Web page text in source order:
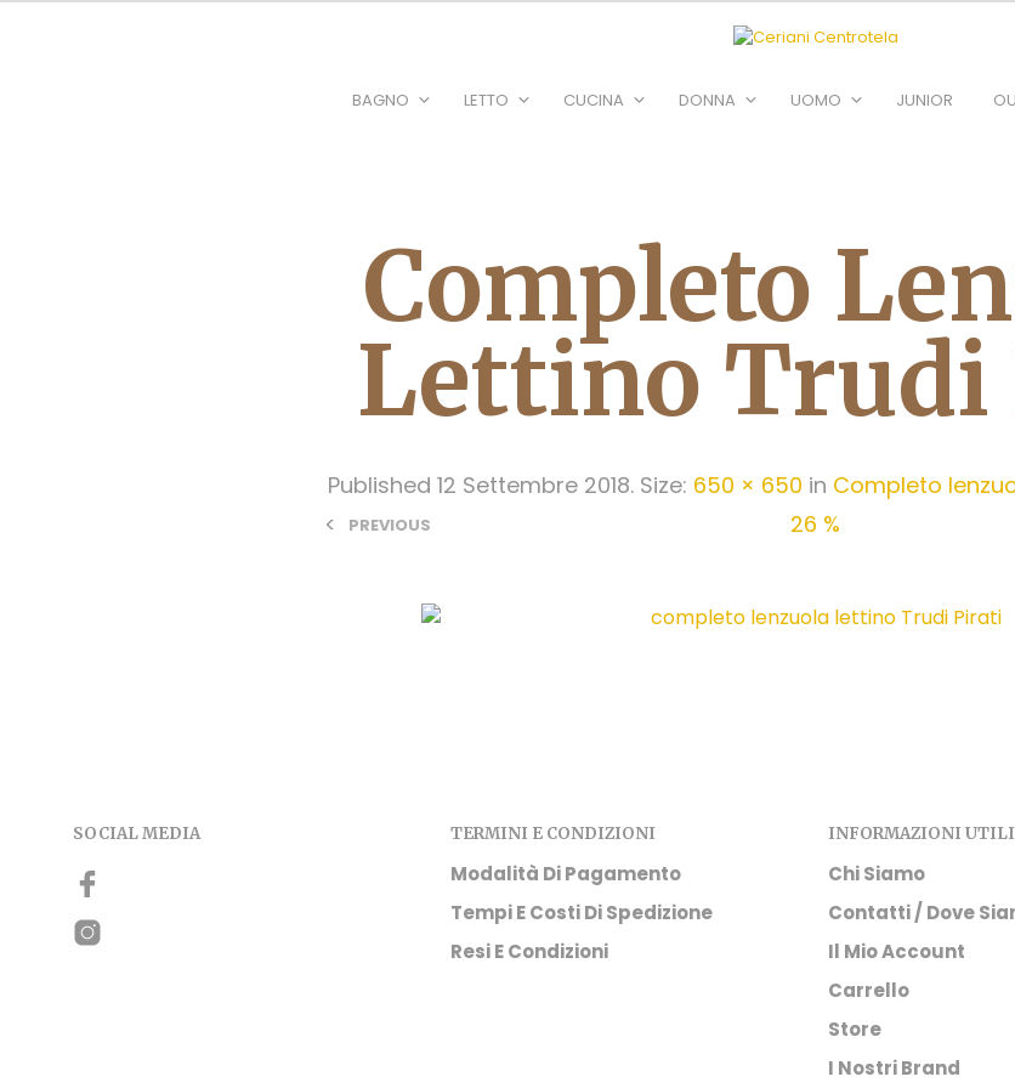
BAGNO LETTO CUCINA DONNA UOMO JUNIOR
Completo
Lettino
Published12 Settembre 2018. Size: 650 × 650 in Completo
26 %
< PREVIOUS
SOCIAL MEDIA TERMINI E CONDIZIONI
Modalità Di Pagamento
Tempi E Costi Di Spedizione
Resi E Condizioni
INFORMAZIONI UTILI
Chi Siamo
Contatti / Dove
Il Mio Account
Carrello
Store
I Nostri Brand